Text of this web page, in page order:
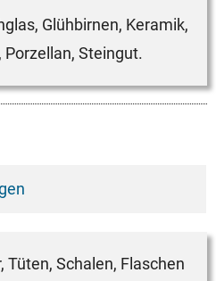
Glühbirnen, Keramik,
Steingut.
Tüten, Schalen, Flaschen